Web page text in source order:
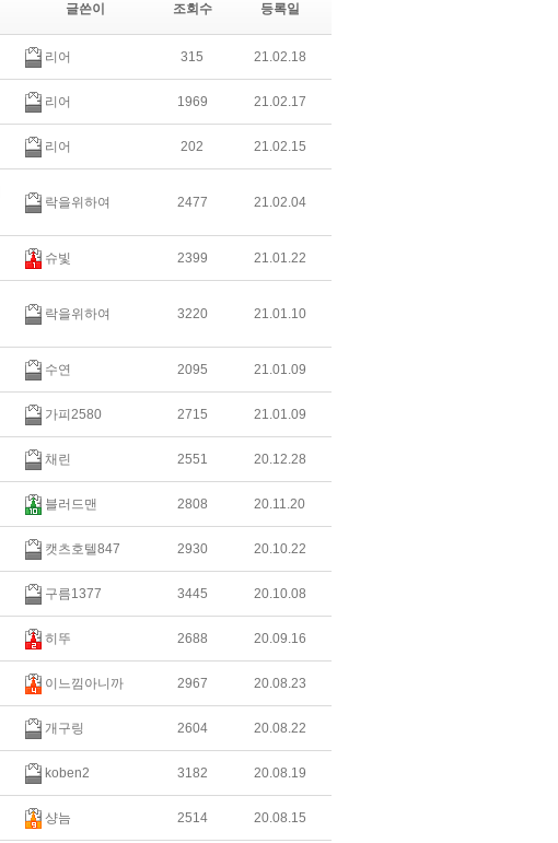
글쓴이 조회수 등록일
리어 315 21.02.18
리어 1969 21.02.17
리어 202 21.02.15
락을위하여 2477 21.02.04
슈빛 2399 21.01.22
락을위하여 3220 21.01.10
수연 2095 21.01.09
가피2580 2715 21.01.09
채린 2551 20.12.28
블러드맨 2808 20.11.20
캣츠호텔847 2930 20.10.22
구름1377 3445 20.10.08
히뚜 2688 20.09.16
이느낌아니까 2967 20.08.23
개구링 2604 20.08.22
koben2 3182 20.08.19
샹늠 2514 20.08.15